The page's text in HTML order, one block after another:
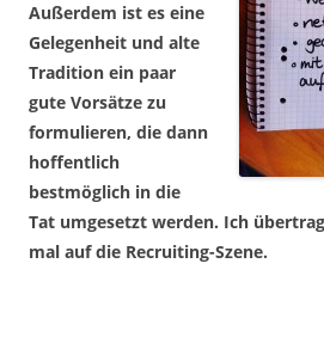
Außerdem ist es eine
Gelegenheit und alte
Tradition ein paar
gute Vorsätze zu
formulieren, die dann
hoffentlich
bestmöglich in die
Tat umgesetzt werden. Ich
mal auf die Recruiting-Szene.